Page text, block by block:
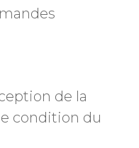
de la
condition du